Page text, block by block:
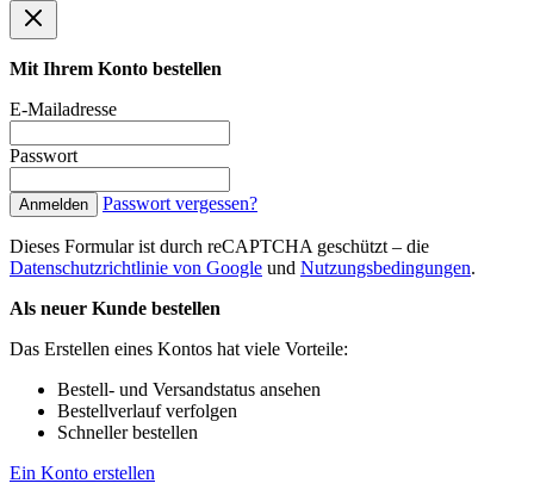
Mit Ihrem Konto bestellen
E-Mailadresse
Passwort
Anmelden Passwort vergessen?
Dieses Formular ist durch reCAPTCHA geschützt – die
Datenschutzrichtlinie von Google und Nutzungsbedingungen.
Als neuer Kunde bestellen
Das Erstellen eines Kontos hat viele Vorteile:
Bestell- und Versandstatus ansehen
Bestellverlauf verfolgen
Schneller bestellen
Ein Konto erstellen